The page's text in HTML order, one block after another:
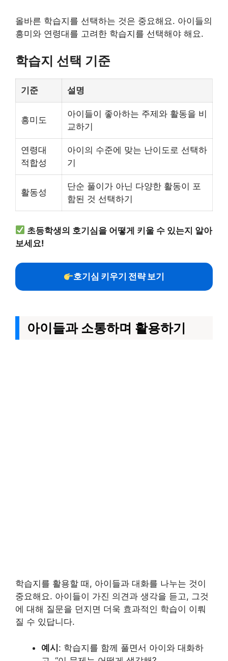
올바른 학습지를 선택하는 것은 중요해요. 아이들의
흥미와 연령대를 고려한 학습지를 선택해야 해요.
학습지 선택 기준
기준 설명
흥미도
아이들이 좋아하는 주제와 활동을 비
교하기
연령대
적합성
아이의 수준에 맞는 난이도로 선택하
기
활동성
단순 풀이가 아닌 다양한 활동이 포
함된 것 선택하기
초등학생의 호기심을 어떻게 키울 수 있는지 알아
보세요!
호기심 키우기 전략 보기
아이들과 소통하며 활용하기
학습지를 활용할 때, 아이들과 대화를 나누는 것이
중요해요. 아이들이 가진 의견과 생각을 듣고, 그것
에 대해 질문을 던지면 더욱 효과적인 학습이 이뤄
질 수 있답니다.
예시: 학습지를 함께 풀면서 아이와 대화하